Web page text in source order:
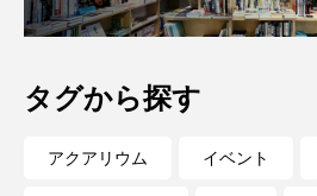
深海 深海生物 深海魚
タグから探す
アクアリウム イベント